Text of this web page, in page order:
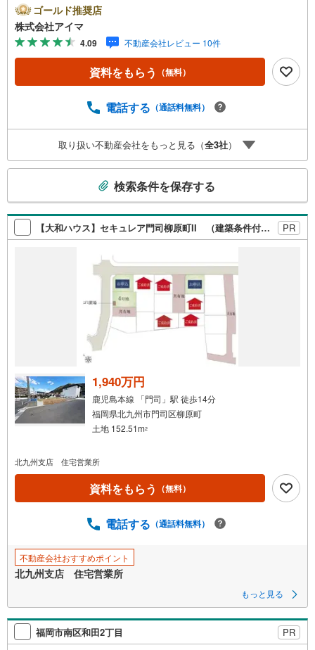
り間取りは3LDK・LDK20帖以上。土地約22坪・延床約35坪
と、暮らしの広さを数字でご確認いただけます。■品質・保
証住まいの品質を支える裏付けです。基礎は面で支えるベ
タ基礎。地盤調査を実施済み。築2年以内の新しい住まい。
ほかに外壁サイディング・即引渡し可も備えます。■省エネ
性能光熱費と快適さに配慮した仕様です。熱を伝えにくい
空気を循環。ほかにエコジョーズも備えます。■アイマのサ
の返済プランもご用意平日も夜間もご見学OK/ご自宅・最
寄り駅まで送迎無料/オンライン相談OK「見るだけ」「ロ
われた方、転職後で審査にご不安の方もご相談ください
ゴールド推奨店
株式会社アイマ
4.09 不動産会社レビュー 10件
資料をもらう （無料）
電話する （通話料無料）
取り扱い不動産会社をもっと見る（全3社）
検
索
条
る
・
条
件
イ
ー
保
存
す
検索条件を保存する
【大和ハウス】セキュレア門司柳原町II （建築条件付宅地分譲） PR
1,940万円
鹿児島本線 「門司」駅 徒歩14分
福岡県北九州市門司区柳原町
土地 152.51m2
北九州支店 住宅営業所
資料をもらう （無料）
電話する （通話料無料）
不動産会社おすすめポイント
北九州支店 住宅営業所
もっと見る
福岡市南区和田2丁目 PR